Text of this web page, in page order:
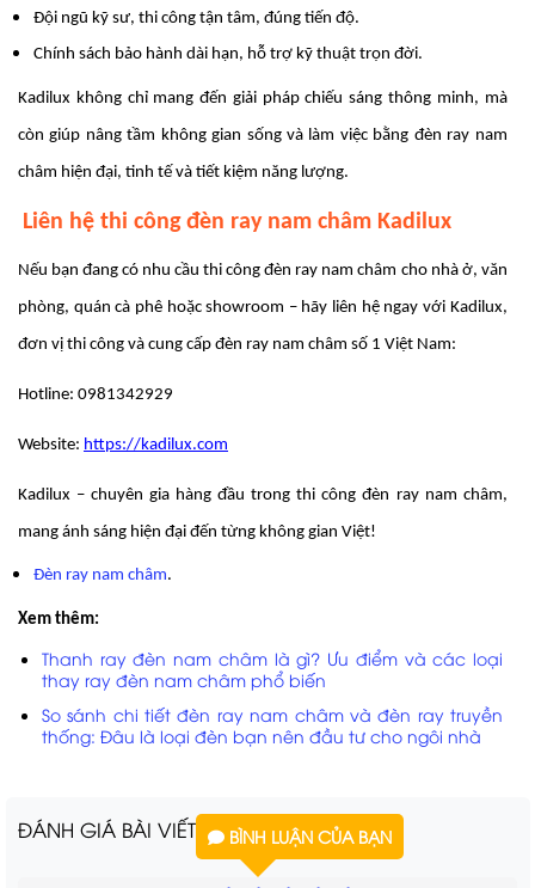
Đội ngũ kỹ sư, thi công tận tâm, đúng tiến độ.
Chính sách bảo hành dài hạn, hỗ trợ kỹ thuật trọn đời.
Kadilux không chỉ mang đến giải pháp chiếu sáng thông minh, mà
còn giúp nâng tầm không gian sống và làm việc bằng đèn ray nam
châm hiện đại, tinh tế và tiết kiệm năng lượng.
Liên hệ thi công đèn ray nam châm Kadilux
Nếu bạn đang có nhu cầu thi công đèn ray nam châm cho nhà ở, văn
phòng, quán cà phê hoặc showroom – hãy liên hệ ngay với Kadilux,
đơn vị thi công và cung cấp đèn ray nam châm số 1 Việt Nam:
Hotline: 0981342929
Website: https://kadilux.com
Kadilux – chuyên gia hàng đầu trong thi công đèn ray nam châm,
mang ánh sáng hiện đại đến từng không gian Việt!
Đèn ray nam châm.
Xem thêm:
Thanh ray đèn nam châm là gì? Ưu điểm và các loại
thay ray đèn nam châm phổ biến
So sánh chi tiết đèn ray nam châm và đèn ray truyền
thống: Đâu là loại đèn bạn nên đầu tư cho ngôi nhà
ĐÁNH GIÁ BÀI VIẾT BÌNH LUẬN CỦA BẠN